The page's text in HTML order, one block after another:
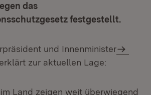
das
festgestellt.
und Innenminister
erklärt zur aktuellen Lage:
im Land zeigen weit überwiegend